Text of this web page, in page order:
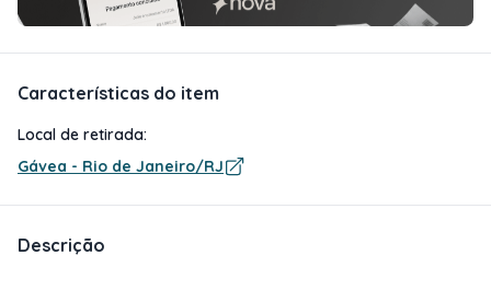
Características do item
Local de retirada:
Gávea - Rio de Janeiro/RJ
Descrição